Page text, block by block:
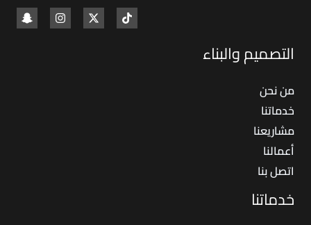
التصميم والبناء
من نحن
خدماتنا
مشاريعنا
أعمالنا
اتصل بنا
خدماتنا